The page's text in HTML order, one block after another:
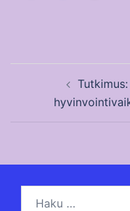
navigation